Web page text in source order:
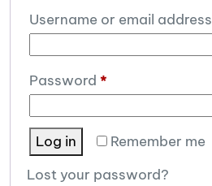
Username or email address
Password *
Remember me
Log in
Lost your password?